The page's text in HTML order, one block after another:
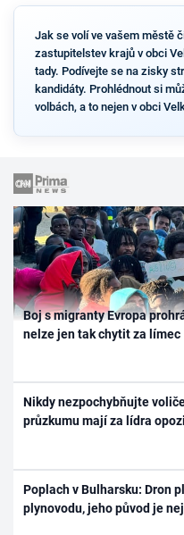
Jak se volí ve vašem městě
zastupitelstev krajů v obci
tady. Podívejte se na zisky
kandidáty. Prohlédnout si
volbách, a to nejen v obci
Boj s migranty Evropa
nelze jen tak chytit za límec
Nikdy nezpochybňujte
průzkumu mají za lídra
Poplach v Bulharsku: Dron
plynovodu, jeho původ je